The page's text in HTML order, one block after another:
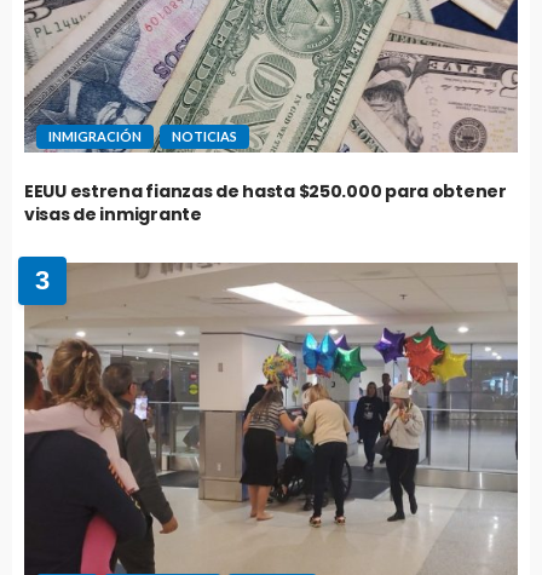
INMIGRACIÓN NOTICIAS
EEUU estrena fianzas de hasta $250.000 para obtener
visas de inmigrante
3